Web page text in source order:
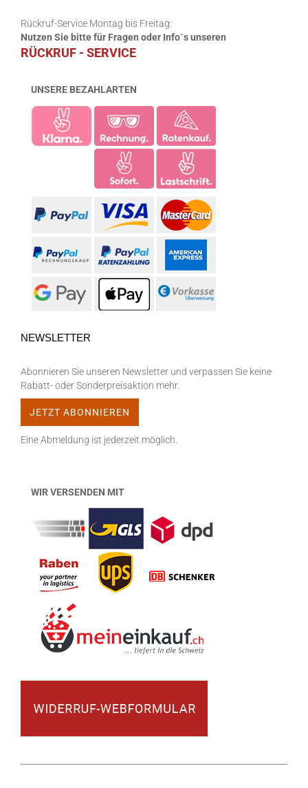
Rückruf-Service Montag bis Freitag:
Nutzen Sie bitte für Fragen oder Info`s unseren
RÜCKRUF - SERVICE
UNSERE BEZAHLARTEN
NEWSLETTER
Abonnieren Sie unseren Newsletter und verpassen Sie keine
Rabatt- oder Sonderpreisaktion mehr.
Eine Abmeldung ist jederzeit möglich.
WIR VERSENDEN MIT